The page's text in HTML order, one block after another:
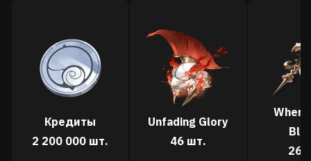
Кредиты
2 200 000 шт.
Unfading Glory
46 шт.
When
26